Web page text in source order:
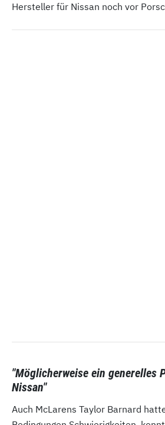
Hersteller für Nissan noch vor
"Möglicherweise ein generelles
Nissan"
Auch McLarens Taylor Barnard